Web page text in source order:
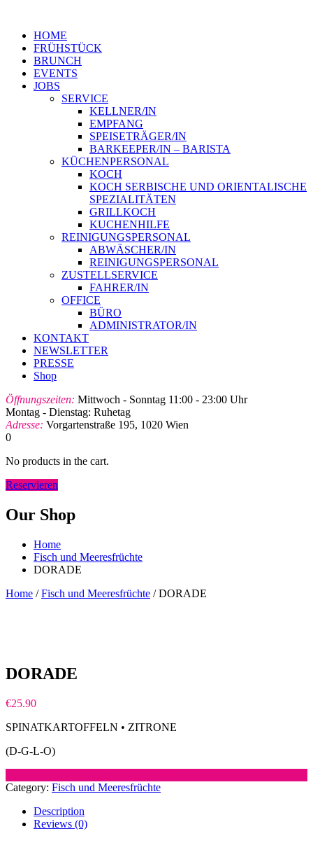
HOME
FRÜHSTÜCK
BRUNCH
EVENTS
JOBS
SERVICE
KELLNER/IN
EMPFANG
SPEISETRÄGER/IN
BARKEEPER/IN – BARISTA
KÜCHENPERSONAL
KOCH
KOCH SERBISCHE UND ORIENTALISCHE
SPEZIALITÄTEN
GRILLKOCH
KUCHENHILFE
REINIGUNGSPERSONAL
ABWÄSCHER/IN
REINIGUNGSPERSONAL
ZUSTELLSERVICE
FAHRER/IN
OFFICE
BÜRO
ADMINISTRATOR/IN
KONTAKT
NEWSLETTER
PRESSE
Shop
Öffnungszeiten: Mittwoch - Sonntag 11:00 - 23:00 Uhr
Montag - Dienstag: Ruhetag
Adresse: Vorgartenstraße 195, 1020 Wien
0
No products in the cart.
Reservieren
Our Shop
Home
Fisch und Meeresfrüchte
DORADE
Home /Fisch und Meeresfrüchte / DORADE
DORADE
€25.90
SPINATKARTOFFELN • ZITRONE
(D-G-L-O)
Category: Fisch und Meeresfrüchte
Description
Reviews (0)